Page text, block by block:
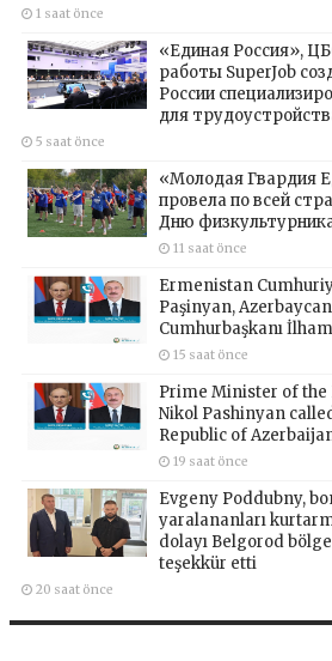
1 saat önce
«Единая Россия»,
работы SuperJob
России
для
5 saat önce
«Молодая Гвардия
провела по всей
Дню
11 saat önce
Ermenistan
Paşinyan,
Cumhurbaşkanı
15 saat önce
Prime Minister of
Nikol Pashinyan
Republic of
19 saat önce
Evgeny Poddubny,
yaralananları
dolayı Belgorod
teşekkür etti
20 saat önce